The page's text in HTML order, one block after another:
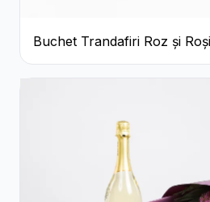
Buchet Trandafiri Roz și
Eucalipt și Gypsophila